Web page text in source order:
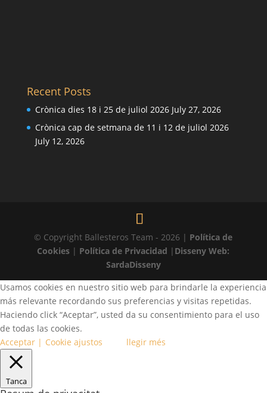
Recent Posts
Crònica dies 18 i 25 de juliol 2026 July 27, 2026
Crònica cap de setmana de 11 i 12 de juliol 2026
July 12, 2026
© Copyright Ballesteros Team - 2026 | Política de
Cookies | Política de Privacidad | Disseny Web:
SardaDisseny
Usamos cookies en nuestro sitio web para brindarle la experiencia
más relevante recordando sus preferencias y visitas repetidas.
Haciendo click “Aceptar”, usted da su consentimiento para el uso
de todas las cookies.
Acceptar | Cookie ajustos llegir més
Tanca